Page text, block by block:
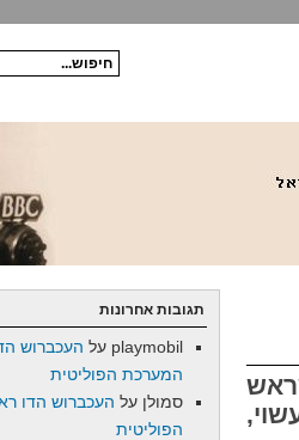
תגובות אחרונות
playmobil על העכברוש
המערכת הפוליטית
סמולן על העכברוש הדו
הפוליטית